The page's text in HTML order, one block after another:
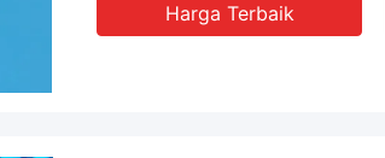
Harga Terbaik